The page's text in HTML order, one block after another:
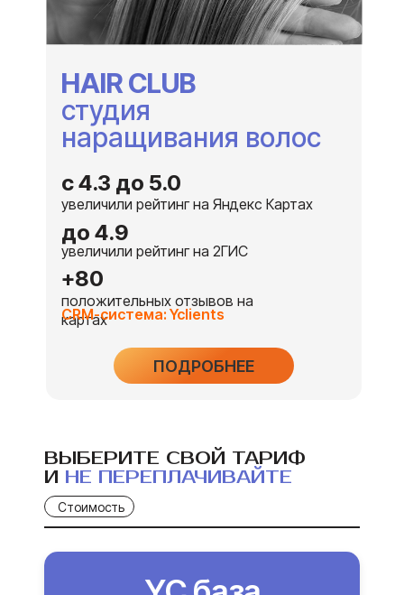
с 4.3 до 5.0
увеличили рейтинг на Яндекс Картах
до 4.9
увеличили рейтинг на 2ГИС
+80
положительных отзывов на
картах
HAIR CLUB
студия
наращивания волос
CRM-система: Yclients
ПОДРОБНЕЕ
Стоимость
ВЫБЕРИТЕ СВОЙ ТАРИФ
И НЕ ПЕРЕПЛАЧИВАЙТЕ